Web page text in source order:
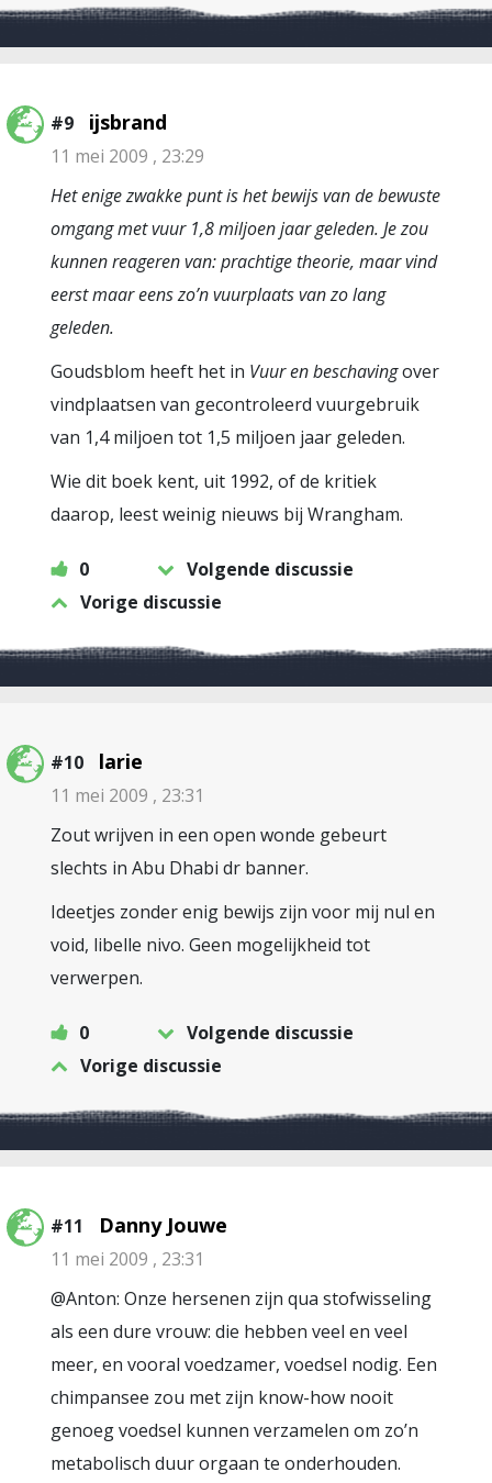
#9 ijsbrand
11 mei 2009 , 23:29
Het enige zwakke punt is het bewijs van de bewuste
omgang met vuur 1,8 miljoen jaar geleden. Je zou
kunnen reageren van: prachtige theorie, maar vind
eerst maar eens zo’n vuurplaats van zo lang
geleden.
Goudsblom heeft het in Vuur en beschavingover
vindplaatsen van gecontroleerd vuurgebruik
van 1,4 miljoen tot 1,5 miljoen jaar geleden.
Wie dit boek kent, uit 1992, of de kritiek
daarop, leest weinig nieuws bij Wrangham.
0
Volgende discussie
Vorige discussie
#10 larie
11 mei 2009 , 23:31
Zout wrijven in een open wonde gebeurt
slechts in Abu Dhabi dr banner.
Ideetjes zonder enig bewijs zijn voor mij nul en
void, libelle nivo. Geen mogelijkheid tot
verwerpen.
0
Volgende discussie
Vorige discussie
#11 Danny Jouwe
11 mei 2009 , 23:31
@Anton: Onze hersenen zijn qua stofwisseling
als een dure vrouw: die hebben veel en veel
meer, en vooral voedzamer, voedsel nodig. Een
chimpansee zou met zijn know-how nooit
genoeg voedsel kunnen verzamelen om zo’n
metabolisch duur orgaan te onderhouden.